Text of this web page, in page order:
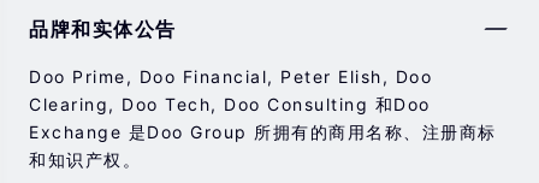
券，期货，差价合约和其他金融产品交易涉及高风险，可
过去的投资表现并不代表其未来的表现。
在与我们进行任何交易之前，请确保您完全了解使用相应
金融工具进行交易的风险。 如果您不了解此处说明的风
品牌和实体公告
Doo Prime, Doo Financial, Peter Elish, Doo
Clearing, Doo Tech, Doo Consulting 和Doo
Exchange 是Doo Group 所拥有的商用名称、注册商标
和知识产权。